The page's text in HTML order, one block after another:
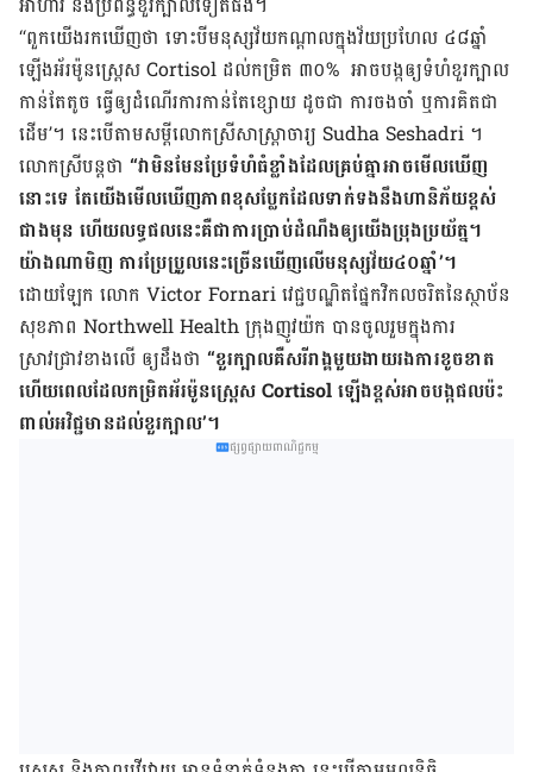
“ពួក​យើង​​រក​ឃើញ​ថា ទោះ​បី​​​មនុស្ស​វ័យ​កណ្តាល​ក្នុង​វ័យ​ប្រហែល​ ៤៨​ឆ្នាំ​
ឡើង​​អ័រម៉ូន​ស្ត្រេស​ Cortisol ដល់​​កម្រិត​ ៣០​%​ អាច​បង្ក​​ឲ្យ​​ទំហំ​ខួរ​ក្បាល​
កាន់​តែ​តូច​ ធ្វើ​ឲ្យ​ដំណើរ​ការ​កាន់​តែ​ខ្សោយ​ ដូច​ជា​ ការ​ចង​ចាំ ឬ​ការ​គិត​ជា​
ដើម​’។ នេះ​បើ​តាម​​សម្តី​លោក​​ស្រី​សាស្រ្តាចារ្យ​ Sudha Seshadri ។
លោក​ស្រី​បន្ត​ថា “វា​​មិន​មែន​​ប្រែ​ទំហំ​​​​ធំ​ខ្លាំង​​ដែល​​គ្រប់​គ្នា​អាច​មើល​ឃើញ​​
នោះ​ទេ​ តែ​យើង​មើល​ឃើញ​​ភាព​​ខុស​ប្លែក​​ដែល​ទាក់​ទង​នឹង​ហានិភ័យ​​ខ្ពស់​
ជាង​មុន​ ហើយ​លទ្ធផល​​​​​នេះ​គឺ​ជា​ការ​​​ប្រាប់​​ដំណឹង​​ឲ្យ​យើង​ប្រុង​ប្រយ័ត្ន។
យ៉ាង​ណា​មិញ​ ការ​ប្រែ​ប្រួល​នេះ​ច្រើន​ឃើញ​លើ​មនុស្ស​​វ័យ​៤០​ឆ្នាំ​​’។
ដោយ​ឡែក លោក Victor Fornari វេជ្ជបណ្ឌិត​​​ផ្នែក​វិកលចរិត​​នៃ​ស្ថាប័ន​
សុខភាព​ Northwell Health ក្រុង​ញូវយ៉ក​ ​បាន​ចូល​រួម​ក្នុង​ការ​
ស្រាវជ្រាវ​ខាង​លើ​ ឲ្យ​ដឹង​ថា​ “ខួរ​ក្បាល​គឺ​​សរីរាង្គ​មួយ​ងាយ​រង​​ការ​ខូច​ខាត​
ហើយពេល​ដែល​កម្រិត​អ័រម៉ូន​ស្ត្រេស​ Cortisol ​​ឡើង​ខ្ពស់​អាច​បង្ក​ផល​ប៉ះ​
ពាល់​អវិជ្ជមាន​ដល់​ខួរ​​ក្បាល​’។
ផ្សព្វផ្សាយពាណិជ្ជកម្ម